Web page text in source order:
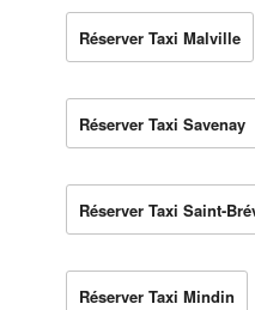
Réserver Taxi Malville
Réserver Taxi Savenay
Réserver Taxi Saint-
Réserver Taxi Mindin